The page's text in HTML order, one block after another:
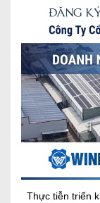
Thực tiễn triển